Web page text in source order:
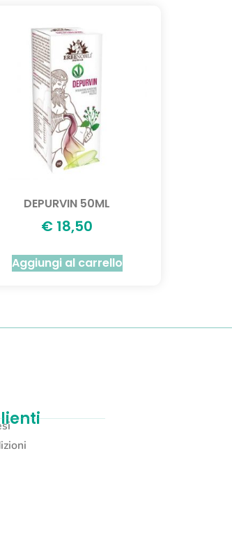
DEPURVIN 50ML
€ 18,50
Aggiungi al carrello